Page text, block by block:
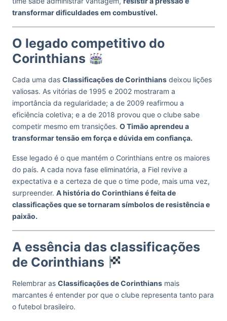
transformar dificuldades em combustível.
O legado competitivo do
Corinthians
Cada uma das Classificações de Corinthians deixou lições
valiosas. As vitórias de 1995 e 2002 mostraram a
importância da regularidade; a de 2009 reafirmou a
eficiência coletiva; e a de 2018 provou que o clube sabe
competir mesmo em transições. O Timão aprendeu a
transformar tensão em força e dúvida em confiança.
Esse legado é o que mantém o Corinthians entre os maiores
do país. A cada nova fase eliminatória, a Fiel revive a
expectativa e a certeza de que o time pode, mais uma vez,
surpreender. A história do Corinthians é feita de
classificações que se tornaram símbolos de resistência e
paixão.
A essência das classificações
de Corinthians
Relembrar as Classificações de Corinthians mais
marcantes é entender por que o clube representa tanto para
o futebol brasileiro.